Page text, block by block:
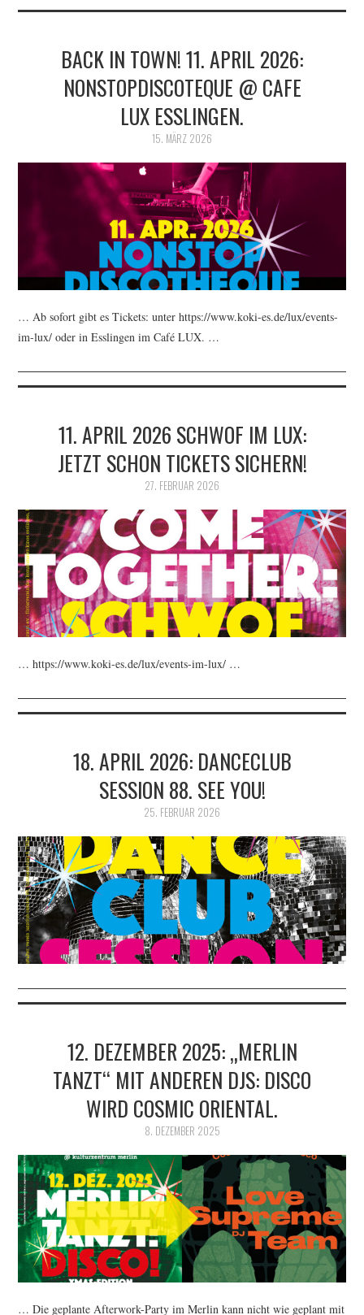
BACK IN TOWN! 11. APRIL 2026:
NONSTOPDISCOTEQUE @ CAFE
LUX ESSLINGEN.
15. MÄRZ 2026
… Ab sofort gibt es Tickets: unter https://www.koki-es.de/lux/events-
im-lux/ oder in Esslingen im Café LUX. …
11. APRIL 2026 SCHWOF IM LUX:
JETZT SCHON TICKETS SICHERN!
27. FEBRUAR 2026
… https://www.koki-es.de/lux/events-im-lux/ …
18. APRIL 2026: DANCECLUB
SESSION 88. SEE YOU!
25. FEBRUAR 2026
12. DEZEMBER 2025: „MERLIN
TANZT“ MIT ANDEREN DJS: DISCO
WIRD COSMIC ORIENTAL.
8. DEZEMBER 2025
… Die geplante Afterwork-Party im Merlin kann nicht wie geplant mit